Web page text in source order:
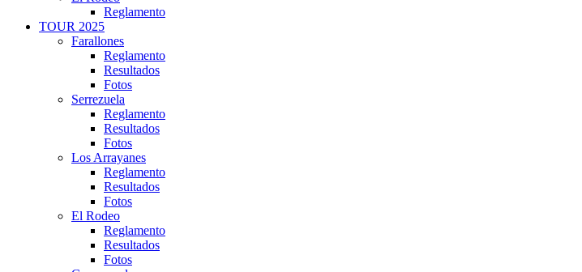
Reglamento
TOUR 2025
Farallones
Reglamento
Resultados
Fotos
Serrezuela
Reglamento
Resultados
Fotos
Los Arrayanes
Reglamento
Resultados
Fotos
El Rodeo
Reglamento
Resultados
Fotos